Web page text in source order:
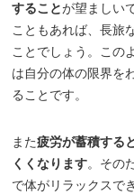
することが望ましい
こともあれば、長旅
ことでしょう。この
は自分の体の限界を
ることです。
また疲労が蓄積する
くくなります。その
で体がリラックスで